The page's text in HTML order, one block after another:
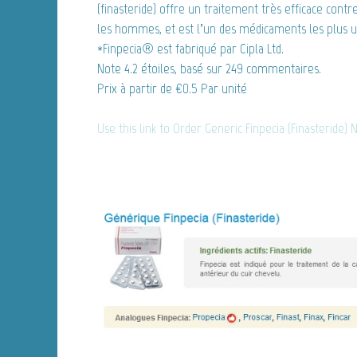
(finasteride) offre un traitement très efficace
les hommes, et est l’un des médicaments les plus
*Finpecia® est fabriqué par Cipla Ltd.
Note 4.2 étoiles, basé sur249 commentaires.
Prix à partir de €0.5 Par unité
Use this link to Order Generic Finpecia (Finasteride)